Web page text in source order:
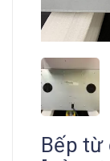
Bếp từ